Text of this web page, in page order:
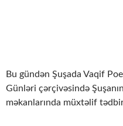
Bu gündən Şuşada Vaqif
Günləri çərçivəsində
məkanlarında müxtəlif